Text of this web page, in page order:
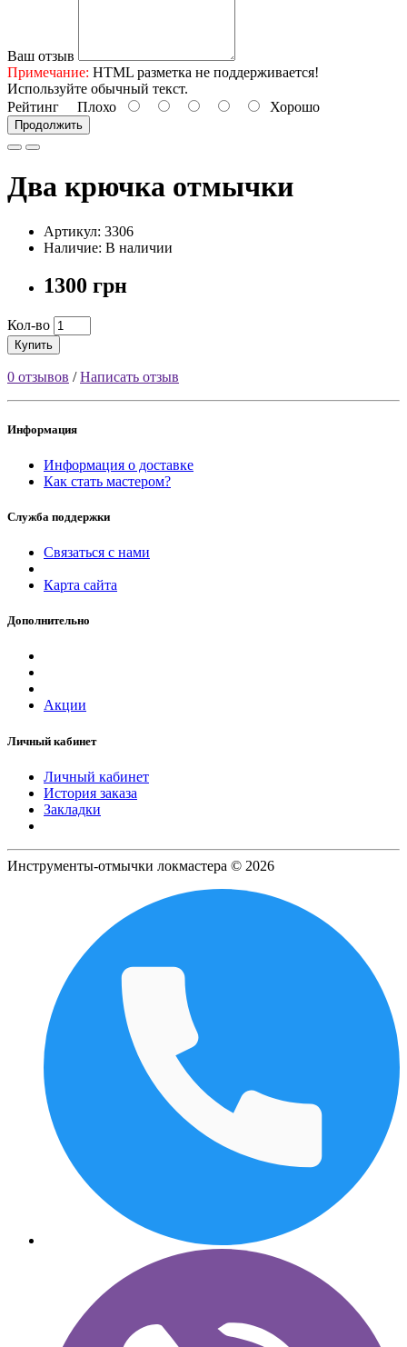
Ваш отзыв
Примечание: HTML разметка не поддерживается!
Используйте обычный текст.
Рейтинг Плохо Хорошо
Продолжить
Два крючка отмычки
Артикул: 3306
Наличие: В наличии
1300 грн
Кол-во
Купить
0 отзывов /Написать отзыв
Информация
Информация о доставке
Как стать мастером?
Служба поддержки
Связаться с нами
Карта сайта
Дополнительно
Акции
Личный кабинет
Личный кабинет
История заказа
Закладки
Инструменты-отмычки локмастера © 2026